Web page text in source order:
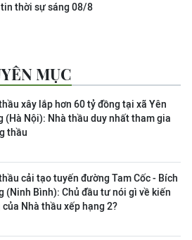
tin thời sự sáng 08/8
MỤC
xây lắp hơn 60 tỷ đồng tại xã Yên
(Hà Nội): Nhà thầu duy nhất tham gia
thầu
cải tạo tuyến đường Tam Cốc - Bích
(Ninh Bình): Chủ đầu tư nói gì về kiến
của Nhà thầu xếp hạng 2?